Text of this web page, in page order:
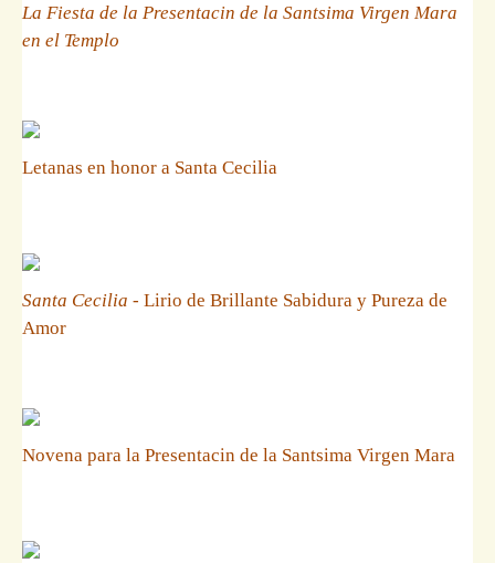
La Fiesta de la Presentacin de la Santsima Virgen Mara
en el Templo
Letanas en honor a Santa Cecilia
Santa Cecilia - Lirio de Brillante Sabidura y Pureza de
Amor
Novena para la Presentacin de la Santsima Virgen Mara